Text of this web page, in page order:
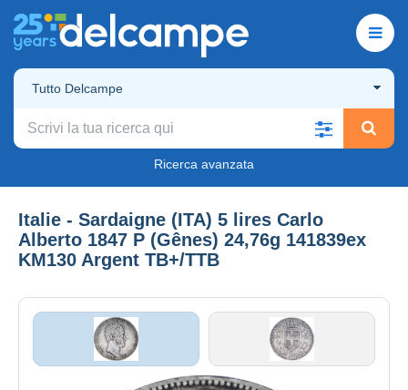
Tutto Delcampe
Ricerca avanzata
Italie - Sardaigne (ITA) 5 lires Carlo
Alberto 1847 P (Gênes) 24,76g 141839ex
KM130 Argent TB+/TTB